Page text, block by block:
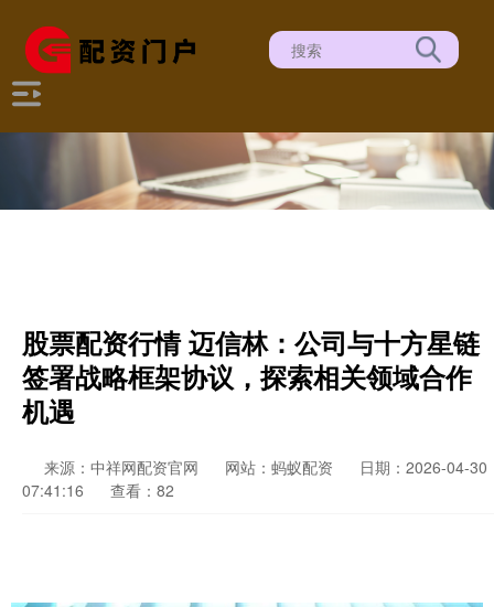
股票配资行情 迈信林：公司与十方星链
签署战略框架协议，探索相关领域合作
机遇
来源：中祥网配资官网 网站：蚂蚁配资
日期：2026-04-30
07:41:16
查看：82